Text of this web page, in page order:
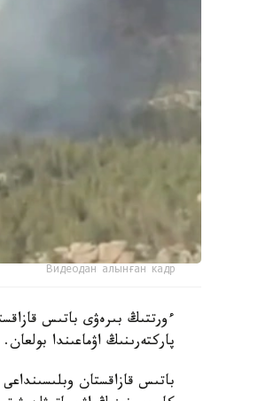
Видеодан алынған кадр
ءورتتىڭ بىرەۋى باتىس
پاركتەرىنىڭ اۋماعىندا بولعان.
باتىس قازاقستان